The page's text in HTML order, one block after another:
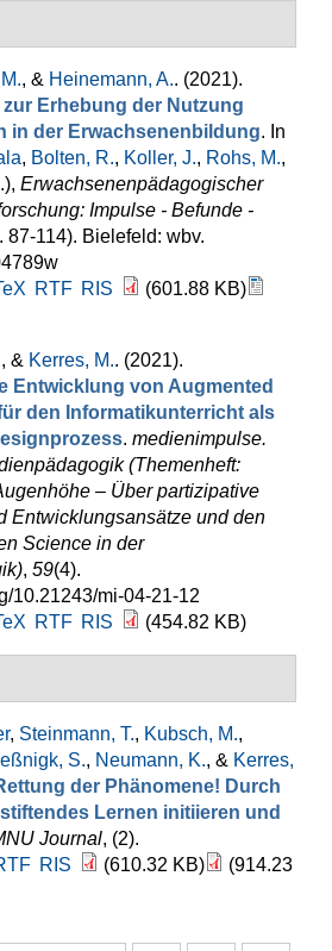
, & Heinemann, A.. (2021).
zur Erhebung der Nutzung
in der Erwachsenenbildung. In
, Bolten, R., Koller, J., Rohs, M.,
, Erwachsenenpädagogischer
Impulse - Befunde -
87-114). Bielefeld: wbv.
RTF RIS
(601.88 KB)
, & Kerres, M.. (2021).
Entwicklung von Augmented
den Informatikunterricht als
. medienimpulse.
(Themenheft:
– Über partizipative
Entwicklungsansätze und den
Science in der
, 59(4).
10.21243/mi-04-21-12
RTF RIS (454.82 KB)
, Steinmann, T., Kubsch, M.,
S., Neumann, K., & Kerres,
der Phänomene! Durch
Lernen initiieren und
Journal, (2).
RIS (610.32 KB)
(914.23